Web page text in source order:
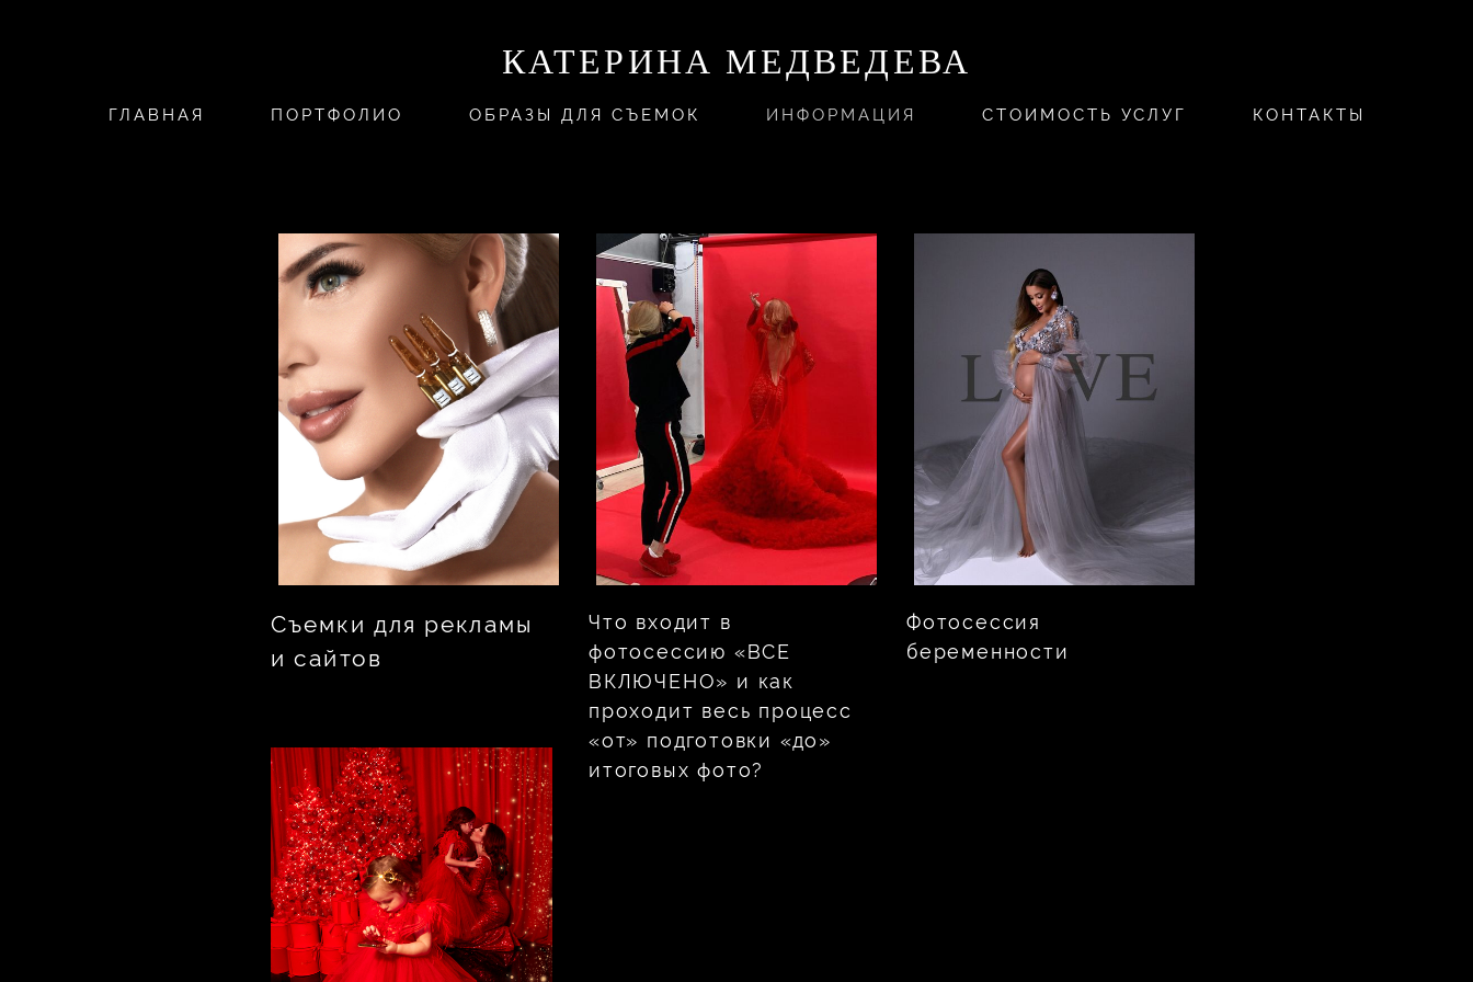
КАТЕРИНА МЕДВЕДЕВА
ГЛАВНАЯ ПОРТФОЛИО ОБРАЗЫ ДЛЯ СЪЕМОК ИНФОРМАЦИЯ СТОИМОСТЬ УСЛУГ КОНТАКТЫ
Съемки для рекламы
и сайтов
Что входит в
фотосессию «ВСЕ
ВКЛЮЧЕНО» и как
проходит весь процесс
«от» подготовки «до»
итоговых фото?
Фотосессия
беременности